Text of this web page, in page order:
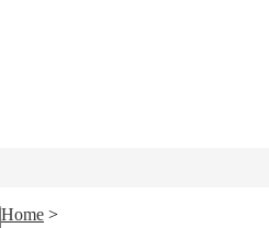
Home >